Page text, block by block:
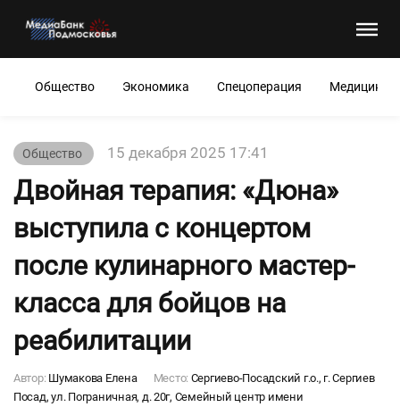
Общество Экономика Спецоперация Медицина
Общество 15 декабря 2025 17:41
Двойная терапия: «Дюна»
выступила с концертом
после кулинарного мастер-
класса для бойцов на
реабилитации
Автор: Шумакова Елена Место: Сергиево-Посадский г.о., г. Сергиев
Посад, ул. Пограничная, д. 20г, Семейный центр имени